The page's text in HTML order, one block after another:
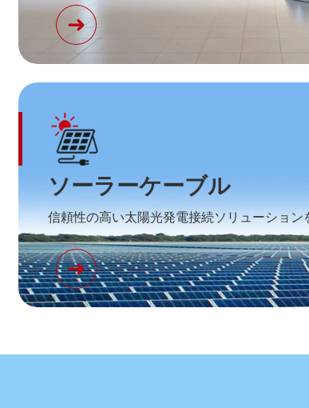
ソーラーケーブル
信頼性の高い太陽光発電接続ソリューション